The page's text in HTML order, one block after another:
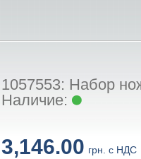
1057553: Набор
Наличие:
3,146.00 грн. с НДС